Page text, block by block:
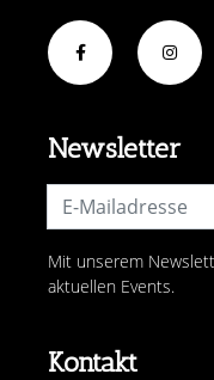
Kontakt
Newsletter
Mit unserem
aktuellen Events.